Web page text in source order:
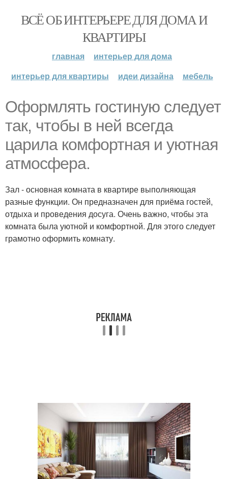
ВСЁ ОБ ИНТЕРЬЕРЕ ДЛЯ ДОМА И
КВАРТИРЫ
главная
интерьер для дома
интерьер для квартиры
идеи дизайна мебель
Оформлять гостиную следует
так, чтобы в ней всегда
царила комфортная и уютная
атмосфера.
Зал - основная комната в квартире выполняющая
разные функции. Он предназначен для приёма гостей,
отдыха и проведения досуга. Очень важно, чтобы эта
комната была уютной и комфортной. Для этого следует
грамотно оформить комнату.